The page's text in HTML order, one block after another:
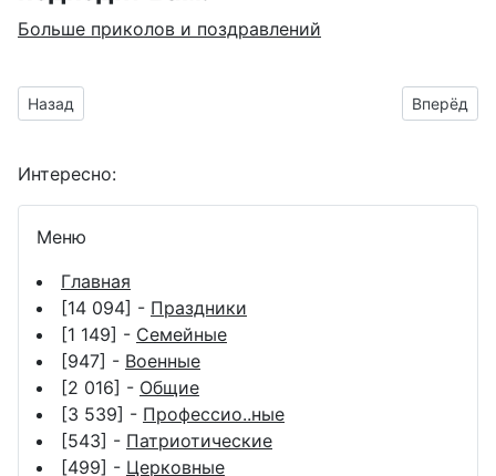
Больше приколов и поздравлений
Предыдущий материал: красивая анимационная открытка
Назад Вперёд
Интересно:
Меню
Главная
[14 094] - Праздники
[1 149] - Семейные
[947] - Военные
[2 016] - Общие
[3 539] - Профессио..ные
[543] - Патриотические
[499] - Церковные